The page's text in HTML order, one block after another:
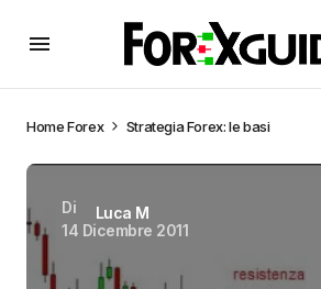
HomeForex Strategia Forex: le basi
Di
Luca M
14 Dicembre 2011